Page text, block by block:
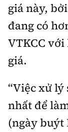
giá này,
đang có
VTKCC
giá.
“Việc xử
nhất để
(ngày buýt